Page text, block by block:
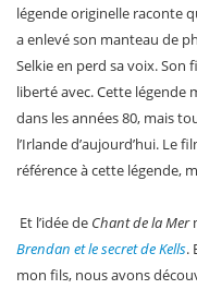
légende originelle raconte
a enlevé son manteau de
Selkie en perd sa voix.
liberté avec. Cette légende
dans les années 80, mais
l’Irlande d’aujourd’hui. Le
référence à cette légende,
Et l’idée de Chant de la Mer
Brendan et le secret de Kells.
mon fils, nous avons